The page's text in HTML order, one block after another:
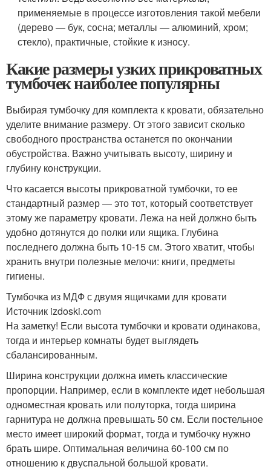
применяемые в процессе изготовления такой мебели
(дерево — бук, сосна; металлы — алюминий, хром;
стекло), практичные, стойкие к износу.
Какие размеры узких прикроватных
тумбочек наиболее популярны
Выбирая тумбочку для комплекта к кровати, обязательно
уделите внимание размеру. От этого зависит сколько
свободного пространства останется по окончании
обустройства. Важно учитывать высоту, ширину и
глубину конструкции.
Что касается высоты прикроватной тумбочки, то ее
стандартный размер — это тот, который соответствует
этому же параметру кровати. Лежа на ней должно быть
удобно дотянутся до полки или ящика. Глубина
последнего должна быть 10-15 см. Этого хватит, чтобы
хранить внутри полезные мелочи: книги, предметы
гигиены.
Тумбочка из МДФ с двумя ящичками для кровати
Источник izdoski.com
На заметку! Если высота тумбочки и кровати одинакова,
тогда и интерьер комнаты будет выглядеть
сбалансированным.
Ширина конструкции должна иметь классические
пропорции. Например, если в комплекте идет небольшая
одноместная кровать или полуторка, тогда ширина
гарнитура не должна превышать 50 см. Если постельное
место имеет широкий формат, тогда и тумбочку нужно
брать шире. Оптимальная величина 60-100 см по
отношению к двуспальной большой кровати.